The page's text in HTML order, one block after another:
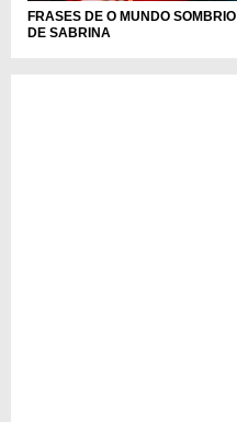
FRASES DE O MUNDO SOMBRIO
DE SABRINA